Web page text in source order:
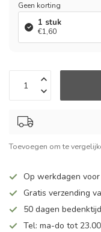
Geen korting
1 stuk
€1,60
Toevoegen om te
Op werkdagen
Gratis verzending
50 dagen
Tel: ma-do tot